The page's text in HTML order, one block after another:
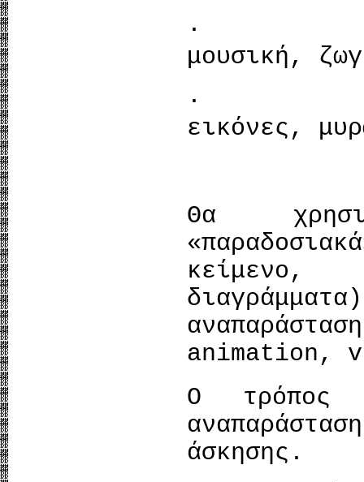
·
μουσική,
·
εικόνες,
Θα
κείμενο,
Ο
άσκησης.